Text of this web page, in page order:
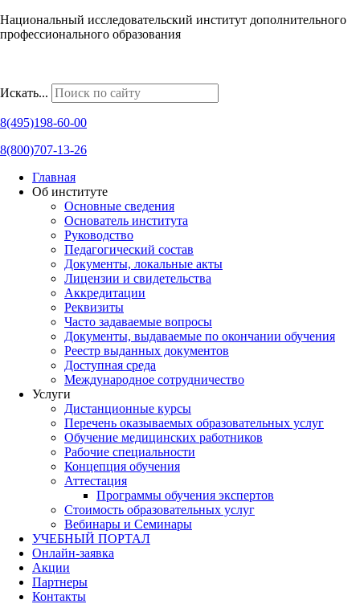
Национальный исследовательский институт дополнительного
профессионального образования
Искать...
8(495)198-60-00
8(800)707-13-26
Главная
Об институте
Основные сведения
Основатель института
Руководство
Педагогический состав
Документы, локальные акты
Лицензии и свидетельства
Аккредитации
Реквизиты
Часто задаваемые вопросы
Документы, выдаваемые по окончании обучения
Реестр выданных документов
Доступная среда
Международное сотрудничество
Услуги
Дистанционные курсы
Перечень оказываемых образовательных услуг
Обучение медицинских работников
Рабочие специальности
Концепция обучения
Аттестация
Программы обучения экспертов
Стоимость образовательных услуг
Вебинары и Семинары
УЧЕБНЫЙ ПОРТАЛ
Онлайн-заявка
Акции
Партнеры
Контакты